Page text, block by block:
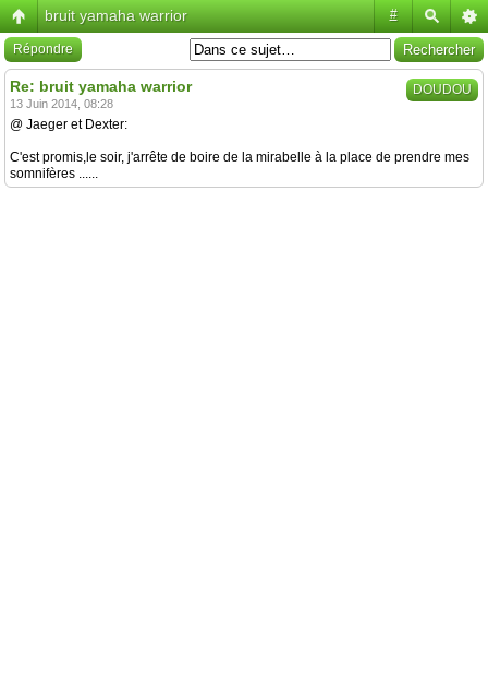
#
bruit yamaha warrior
Répondre
DOUDOU
Re: bruit yamaha warrior
13 Juin 2014, 08:28
@ Jaeger et Dexter:
C'est promis,le soir, j'arrête de boire de la mirabelle à la place de prendre mes
somnifères ......